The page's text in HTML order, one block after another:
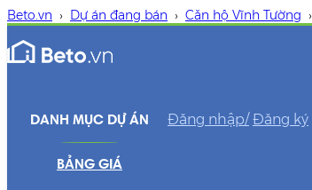
Beto.vn › Dự án đang bán › Căn hộ Vĩnh Tường ›
DANH MỤC DỰ ÁN
BẢNG GIÁ
Đăng nhập/ Đăng ký